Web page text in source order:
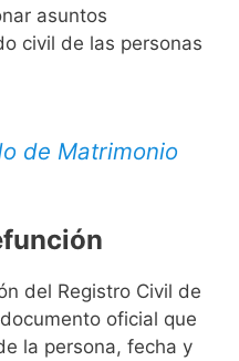
asuntos
civil de las personas
de Matrimonio
del Registro Civil de
oficial que
la persona, fecha y